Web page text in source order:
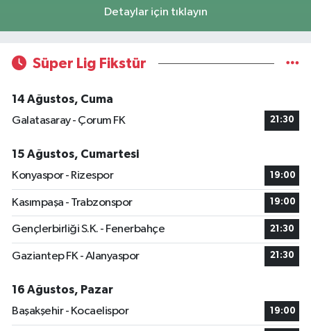
Detaylar için tıklayın
Süper Lig Fikstür
14 Ağustos, Cuma
Galatasaray - Çorum FK
21:30
15 Ağustos, Cumartesi
Konyaspor - Rizespor
19:00
Kasımpaşa - Trabzonspor 19:00
Gençlerbirliği S.K. - Fenerbahçe 21:30
Gaziantep FK - Alanyaspor 21:30
16 Ağustos, Pazar
Başakşehir - Kocaelispor
19:00